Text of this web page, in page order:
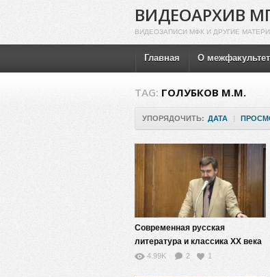
ВИДЕОАРХИВ
ВИДЕОЗАПИСИ МФК И ДРУГИЕ
Главная О
TAG: ГОЛУБКОВ М.М.
УПОРЯДОЧИТЬ: ДАТА |
Современная русская
литература и классика XX века
(модернизм, постмодернизм,
4.99K 2 1